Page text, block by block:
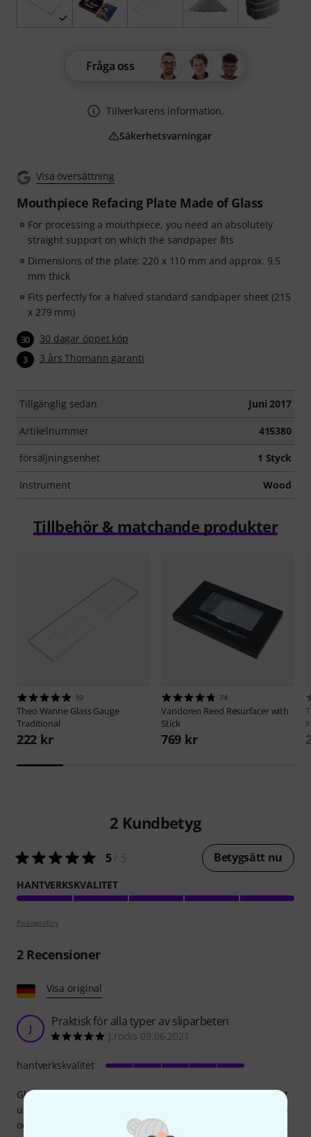
Visa översättning
Mouthpiece Refacing Plate Made of Glass
For processing a mouthpiece, you need an absolutely
straight support on which the sandpaper fits
Dimensions of the plate: 220 x 110 mm and approx. 9.5
mm thick
Fits perfectly for a halved standard sandpaper sheet (215
x 279 mm)
30 30 dagar öppet köp
3 3 års Thomann garanti
Tillgänglig sedan Juni 2017
Artikelnummer 415380
försäljningsenhet 1 Styck
Instrument Wood
Fråga oss
Tillverkarens information.
Säkerhetsvarningar
Tillbehör & matchande produkter
10
Theo Wanne Glass Gauge
Traditional
222 kr
74
Vandoren Reed Resurfacer with
Stick
769 kr
2 Kundbetyg
5/ 5 Betygsätt nu
HANTVERKSKVALITET
Poängpolicy
2Recensioner
Visa original
J Praktisk för alla typer av sliparbeten
J.rocks 09.06.2021
Glasplattan har en praktisk och behändig storlek, är snyggt
utförd, har inga vassa kanter (eftersom de alla är avfasade)
och känns ganska robust tack vare sin tjocklek. Den är dock
hantverkskvalitet